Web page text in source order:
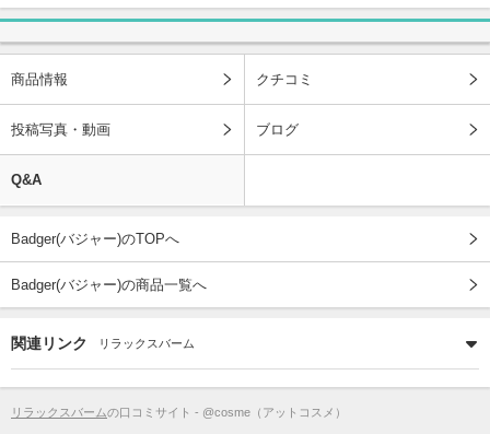
商品情報 クチコミ
投稿写真・動画 ブログ
Q&A
Badger(バジャー)のTOPへ
Badger(バジャー)の商品一覧へ
関連リンク リラックスバーム
リラックスバームの口コミサイト - @cosme（アットコスメ）